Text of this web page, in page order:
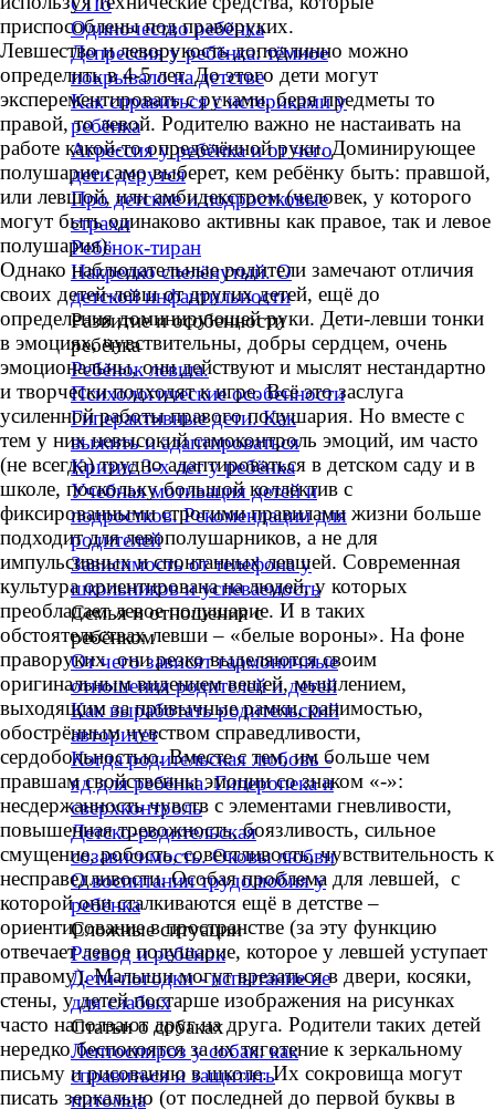
Одиночество ребёнка
Депрессия у ребёнка: тёмное
покрывало на детстве
Как справиться с истериками у
ребёнка
Агрессия у ребёнка и от чего
дети дерутся
Про детские и подростковые
страхи
Ребёнок-тиран
Накрепко спелёнутый. О
детской инфантильности
Развитие и особенности
ребёнка
Ребёнок левша.
Психологические особенности
Гиперактивные дети. Как
выжить и адаптироваться
Кризис 3-х лет у ребёнка
Учебная мотивация детей и
подростков. Рекомендации для
родителей
Зависимость от телефона у
школьников и успеваемость
Семья и отношения с
ребёнком
От чего зависят гармоничные
отношения родителей и детей
Как выработать родительский
авторитет
Когда родительская любовь -
яд для ребёнка. Гиперопека и
сверхконтроль
Детско-родительская
созависимость. Оковы любви
О воспитании трудолюбия у
ребёнка
Сложные ситуации
Развод и ребёнок
Дети-погодки - испытание не
для слабых
Статьи о собаках ▼
Лептоспироз у собак: как
справиться и защитить
питомца
приспособлены под праворуких.
Левшество и леворукость доподлинно можно
определить в 4-5 лет. До этого дети могут
эксперементировать с руками, беря предметы то
правой, то левой. Родителю важно не настаивать на
работе какой-то определённой руки. Доминирующее
полушарие само выберет, кем ребёнку быть: правшой,
или левшой, или амбидекстром (человек, у которого
могут быть одинаково активны как правое, так и левое
полушария).
Однако наблюдательные родители замечают отличия
своих детей-левш от других детей, ещё до
определения доминирующей руки. Дети-левши тонки
в эмоциях, чувствительны, добры сердцем, очень
эмоциональны, они действуют и мыслят нестандартно
и творчески подходят к игре. Всё это заслуга
усиленной работы правого полушария. Но вместе с
тем у них невысокий самоконтроль эмоций, им часто
(не всегда) трудно адаптироваться в детском саду и в
школе, поскольку большой коллектив с
фиксированными строгими правилами жизни больше
подходит для левополушарников, а не для
импульсивных и спонтанных левшей. Современная
культура ориентирована на людей, у которых
преобладает левое полушарие. И в таких
обстоятельствах левши – «белые вороны». На фоне
праворуких они резко выделяются своим
оригинальным видением вещей, мышлением,
выходящим за привычные рамки, ранимостью,
обострённым чувством справедливости,
сердобольностью. Вместе с тем, им больше чем
правшам свойственны эмоции со знаком «-»:
несдержанность чувств с элементами гневливости,
повышенная тревожность, боязливость, сильное
смущение, робость, совестливость, чувствительность к
несправедливости. Особая проблема для левшей, с
которой они сталкиваются ещё в детстве –
ориентирование в пространстве (за эту функцию
отвечает левое полушарие, которое у левшей уступает
правому). Малыши могут врезаться в двери, косяки,
стены, у детей постарше изображения на рисунках
часто наползают друг на друга. Родители таких детей
нередко беспокоятся за их тяготение к зеркальному
письму и рисованию в школе. Их сокровища могут
писать зеркально (от последней до первой буквы в